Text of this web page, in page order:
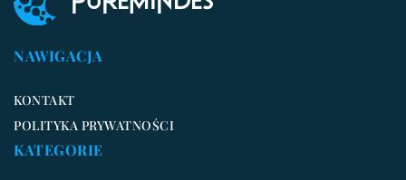
NAWIGACJA
KONTAKT
POLITYKA PRYWATNOŚCI
KATEGORIE